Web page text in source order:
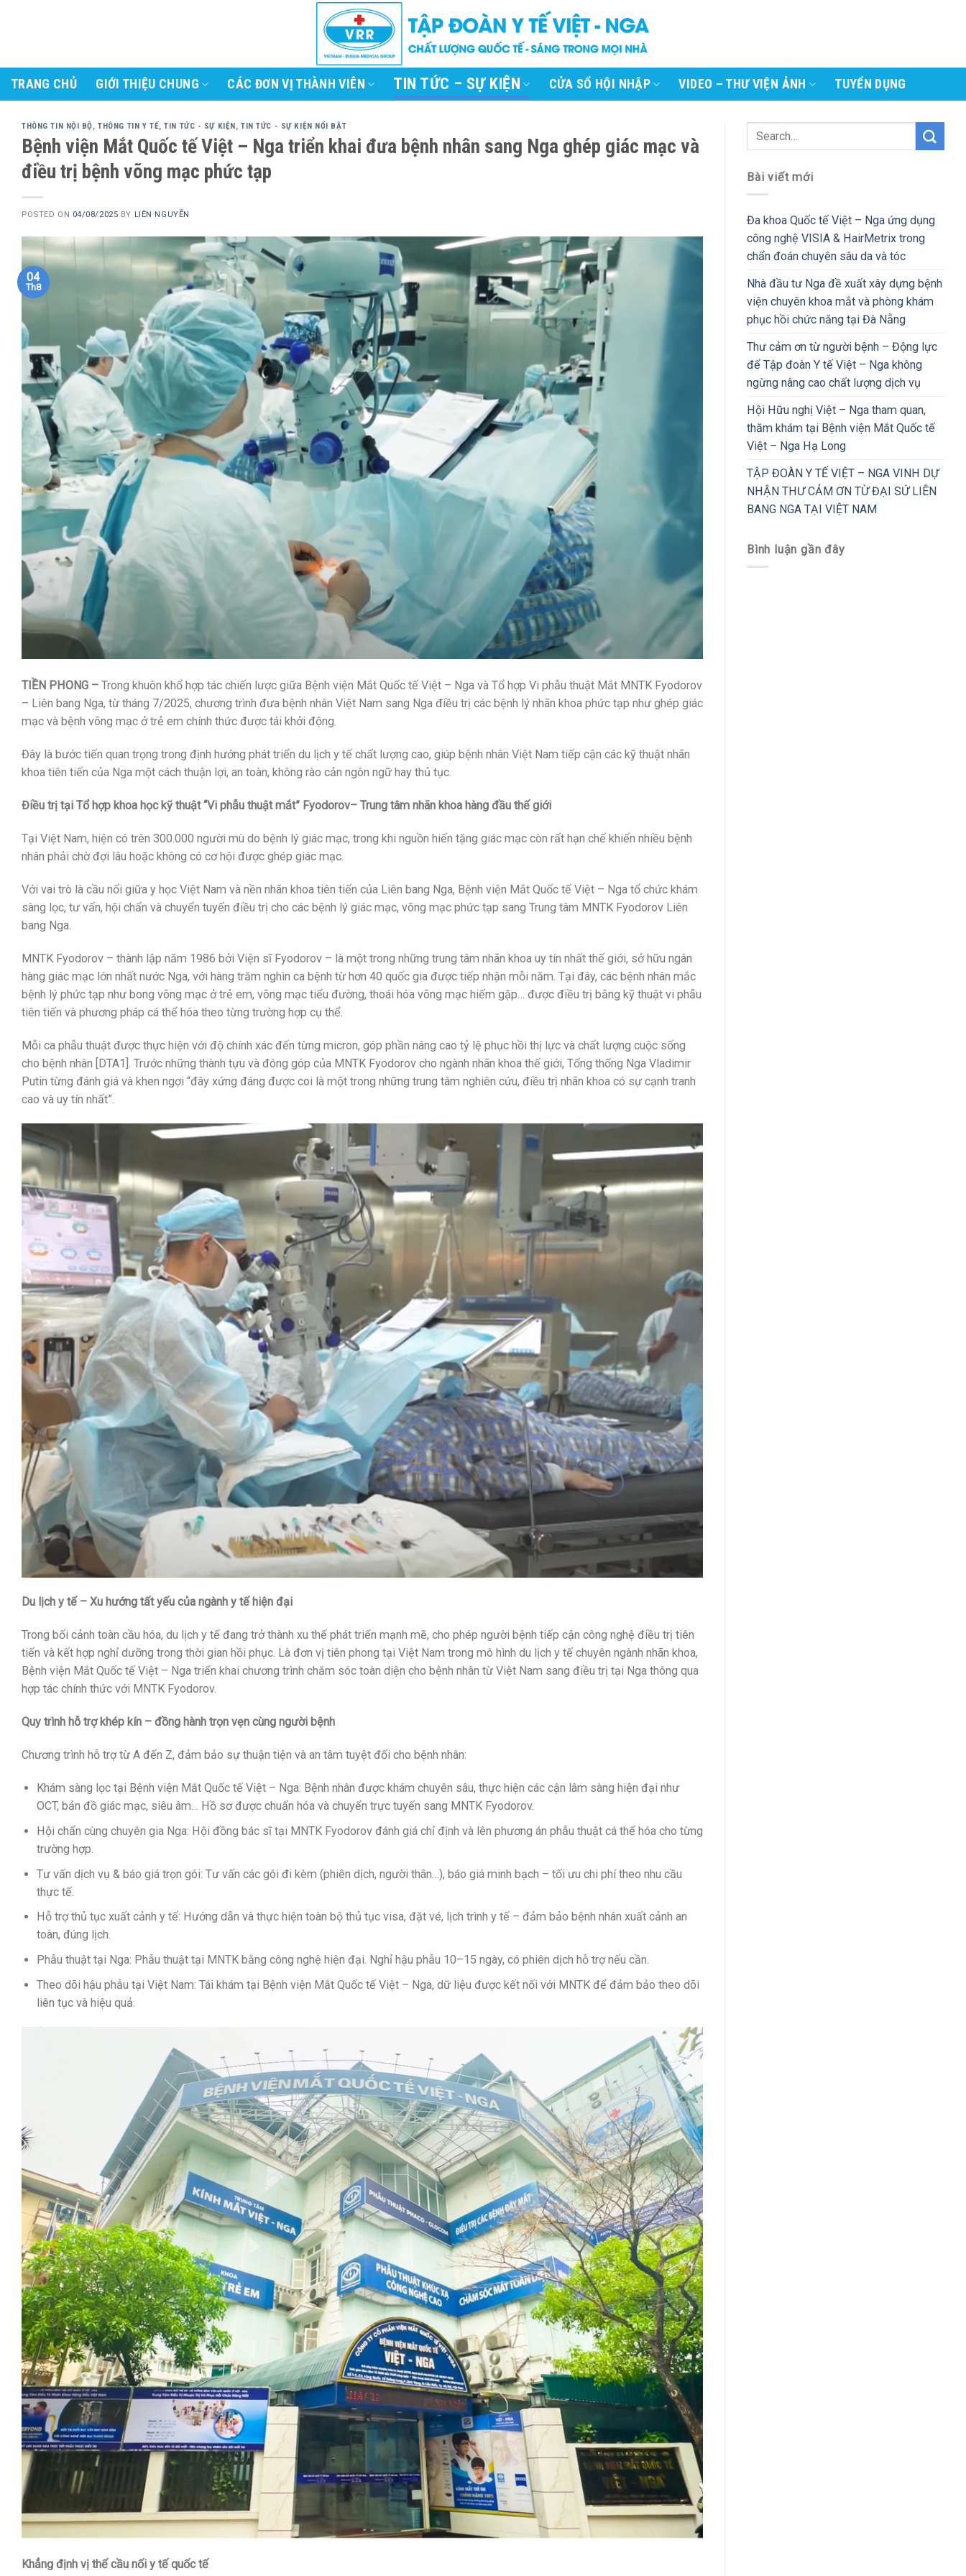
TRANG CHỦ GIỚI THIỆU CHUNG CÁC ĐƠN VỊ THÀNH VIÊN TIN TỨC – SỰ KIỆN CỬA SỔ HỘI NHẬP VIDEO – THƯ VIỆN ẢNH TUYỂN DỤNG
THÔNG TIN NỘI BỘ,THÔNG TIN Y TẾ,TIN TỨC - SỰ KIỆN,TIN TỨC - SỰ KIỆN NỔI BẬT
Bệnh viện Mắt Quốc tế Việt – Nga triển khai đưa bệnh nhân sang Nga ghép giác mạc và
điều trị bệnh võng mạc phức tạp
POSTED ON 04/08/2025 BY LIÊN NGUYỄN
04
Th8
TIỀN PHONG – Trong khuôn khổ hợp tác chiến lược giữa Bệnh viện Mắt Quốc tế Việt – Nga và Tổ hợp Vi phẫu thuật Mắt MNTK Fyodorov
– Liên bang Nga, từ tháng 7/2025, chương trình đưa bệnh nhân Việt Nam sang Nga điều trị các bệnh lý nhãn khoa phức tạp như ghép giác
mạc và bệnh võng mạc ở trẻ em chính thức được tái khởi động.
Đây là bước tiến quan trọng trong định hướng phát triển du lịch y tế chất lượng cao, giúp bệnh nhân Việt Nam tiếp cận các kỹ thuật nhãn
khoa tiên tiến của Nga một cách thuận lợi, an toàn, không rào cản ngôn ngữ hay thủ tục.
Điều trị tại Tổ hợp khoa học kỹ thuật “Vi phẫu thuật mắt” Fyodorov– Trung tâm nhãn khoa hàng đầu thế giới
Tại Việt Nam, hiện có trên 300.000 người mù do bệnh lý giác mạc, trong khi nguồn hiến tặng giác mạc còn rất hạn chế khiến nhiều bệnh
nhân phải chờ đợi lâu hoặc không có cơ hội được ghép giác mạc.
Với vai trò là cầu nối giữa y học Việt Nam và nền nhãn khoa tiên tiến của Liên bang Nga, Bệnh viện Mắt Quốc tế Việt – Nga tổ chức khám
sàng lọc, tư vấn, hội chẩn và chuyển tuyến điều trị cho các bệnh lý giác mạc, võng mạc phức tạp sang Trung tâm MNTK Fyodorov Liên
bang Nga.
MNTK Fyodorov – thành lập năm 1986 bởi Viện sĩ Fyodorov – là một trong những trung tâm nhãn khoa uy tín nhất thế giới, sở hữu ngân
hàng giác mạc lớn nhất nước Nga, với hàng trăm nghìn ca bệnh từ hơn 40 quốc gia được tiếp nhận mỗi năm. Tại đây, các bệnh nhân mắc
bệnh lý phức tạp như bong võng mạc ở trẻ em, võng mạc tiểu đường, thoái hóa võng mạc hiếm gặp… được điều trị bằng kỹ thuật vi phẫu
tiên tiến và phương pháp cá thể hóa theo từng trường hợp cụ thể.
Mỗi ca phẫu thuật được thực hiện với độ chính xác đến từng micron, góp phần nâng cao tỷ lệ phục hồi thị lực và chất lượng cuộc sống
cho bệnh nhân [DTA1]. Trước những thành tựu và đóng góp của MNTK Fyodorov cho ngành nhãn khoa thế giới, Tổng thống Nga Vladimir
Putin từng đánh giá và khen ngợi “đây xứng đáng được coi là một trong những trung tâm nghiên cứu, điều trị nhãn khoa có sự cạnh tranh
cao và uy tín nhất”.
Du lịch y tế – Xu hướng tất yếu của ngành y tế hiện đại
Trong bối cảnh toàn cầu hóa, du lịch y tế đang trở thành xu thế phát triển mạnh mẽ, cho phép người bệnh tiếp cận công nghệ điều trị tiên
tiến và kết hợp nghỉ dưỡng trong thời gian hồi phục. Là đơn vị tiên phong tại Việt Nam trong mô hình du lịch y tế chuyên ngành nhãn khoa,
Bệnh viện Mắt Quốc tế Việt – Nga triển khai chương trình chăm sóc toàn diện cho bệnh nhân từ Việt Nam sang điều trị tại Nga thông qua
hợp tác chính thức với MNTK Fyodorov.
Quy trình hỗ trợ khép kín – đồng hành trọn vẹn cùng người bệnh
Chương trình hỗ trợ từ A đến Z, đảm bảo sự thuận tiện và an tâm tuyệt đối cho bệnh nhân:
Khám sàng lọc tại Bệnh viện Mắt Quốc tế Việt – Nga: Bệnh nhân được khám chuyên sâu, thực hiện các cận lâm sàng hiện đại như
OCT, bản đồ giác mạc, siêu âm… Hồ sơ được chuẩn hóa và chuyển trực tuyến sang MNTK Fyodorov.
Hội chẩn cùng chuyên gia Nga: Hội đồng bác sĩ tại MNTK Fyodorov đánh giá chỉ định và lên phương án phẫu thuật cá thể hóa cho từng
trường hợp.
Tư vấn dịch vụ & báo giá trọn gói: Tư vấn các gói đi kèm (phiên dịch, người thân…), báo giá minh bạch – tối ưu chi phí theo nhu cầu
thực tế.
Hỗ trợ thủ tục xuất cảnh y tế: Hướng dẫn và thực hiện toàn bộ thủ tục visa, đặt vé, lịch trình y tế – đảm bảo bệnh nhân xuất cảnh an
toàn, đúng lịch.
Phẫu thuật tại Nga: Phẫu thuật tại MNTK bằng công nghệ hiện đại. Nghỉ hậu phẫu 10–15 ngày, có phiên dịch hỗ trợ nếu cần.
Theo dõi hậu phẫu tại Việt Nam: Tái khám tại Bệnh viện Mắt Quốc tế Việt – Nga, dữ liệu được kết nối với MNTK để đảm bảo theo dõi
liên tục và hiệu quả.
Khẳng định vị thế cầu nối y tế quốc tế
Bài viết mới
Đa khoa Quốc tế Việt – Nga ứng dụng
công nghệ VISIA & HairMetrix trong
chẩn đoán chuyên sâu da và tóc
Nhà đầu tư Nga đề xuất xây dựng bệnh
viện chuyên khoa mắt và phòng khám
phục hồi chức năng tại Đà Nẵng
Thư cảm ơn từ người bệnh – Động lực
để Tập đoàn Y tế Việt – Nga không
ngừng nâng cao chất lượng dịch vụ
Hội Hữu nghị Việt – Nga tham quan,
thăm khám tại Bệnh viện Mắt Quốc tế
Việt – Nga Hạ Long
TẬP ĐOÀN Y TẾ VIỆT – NGA VINH DỰ
NHẬN THƯ CẢM ƠN TỪ ĐẠI SỨ LIÊN
BANG NGA TẠI VIỆT NAM
Bình luận gần đây